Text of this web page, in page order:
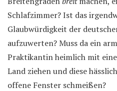
Schlafzimmer? Ist das
Glaubwürdigkeit der
aufzuwerten? Muss da ein
Praktikantin heimlich mit
Land ziehen und diese
offene Fenster schmeißen?